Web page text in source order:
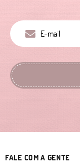
FALE COM A GENTE